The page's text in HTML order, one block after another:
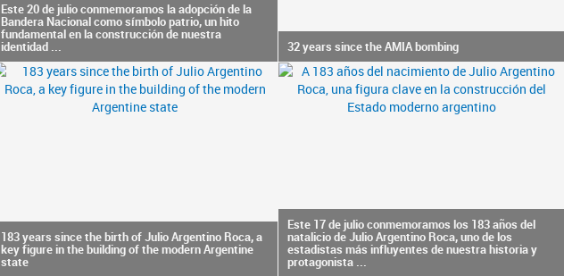
Este 20 de julio conmemoramos la adopción de la
Bandera Nacional como símbolo patrio, un hito
fundamental en la construcción de nuestra
identidad ... 32 years since the AMIA bombing
183 years since the birth of Julio Argentino Roca, a
key figure in the building of the modern Argentine
state
Este 17 de julio conmemoramos los 183 años del
natalicio de Julio Argentino Roca, uno de los
estadistas más influyentes de nuestra historia y
protagonista ...